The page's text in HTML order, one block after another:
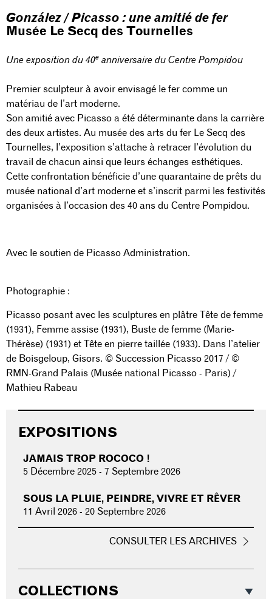
González / Picasso : une amitié de fer
Musée Le Secq des Tournelles
Une exposition du 40eanniversaire du Centre Pompidou
Premier sculpteur à avoir envisagé le fer comme un
matériau de l’art moderne.
Son amitié avec Picasso a été déterminante dans la carrière
des deux artistes. Au musée des arts du fer Le Secq des
Tournelles, l’exposition s’attache à retracer l’évolution du
travail de chacun ainsi que leurs échanges esthétiques.
Cette confrontation bénéficie d’une quarantaine de prêts du
musée national d’art moderne et s’inscrit parmi les festivités
organisées à l’occasion des 40 ans du Centre Pompidou.
Avec le soutien de Picasso Administration.
Photographie :
Picasso posant avec les sculptures en plâtre Tête de femme
(1931), Femme assise (1931), Buste de femme (Marie-
Thérèse) (1931) et Tête en pierre taillée (1933). Dans l’atelier
de Boisgeloup, Gisors. © Succession Picasso 2017 / ©
RMN-Grand Palais (Musée national Picasso - Paris) /
Mathieu Rabeau
EXPOSITIONS
JAMAIS TROP ROCOCO !
5 Décembre 2025- 7 Septembre 2026
SOUS LA PLUIE, PEINDRE, VIVRE ET RÊVER
11 Avril 2026- 20 Septembre 2026
CONSULTER LES ARCHIVES
COLLECTIONS